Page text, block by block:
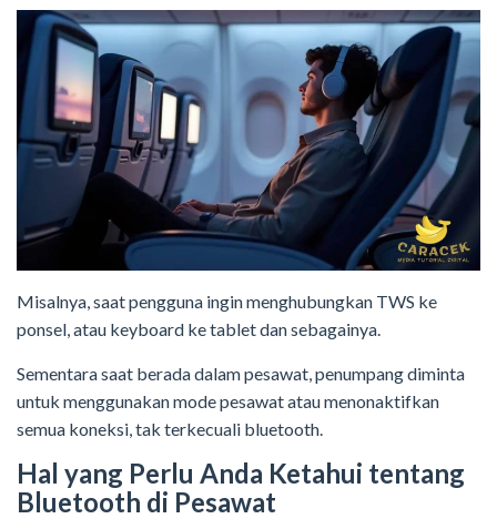
Misalnya, saat pengguna ingin menghubungkan TWS ke
ponsel, atau keyboard ke tablet dan sebagainya.
Sementara saat berada dalam pesawat, penumpang diminta
untuk menggunakan mode pesawat atau menonaktifkan
semua koneksi, tak terkecuali bluetooth.
Hal yang Perlu Anda Ketahui tentang
Bluetooth di Pesawat